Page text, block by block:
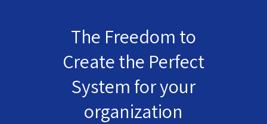
The Freedom to
Create the Perfect
System for your
organization